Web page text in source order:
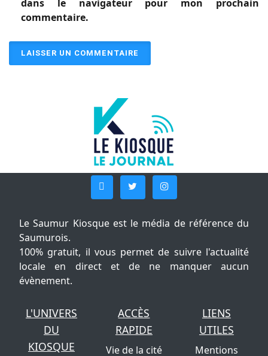
dans le navigateur pour mon prochain
commentaire.
Le Saumur Kiosque est le média de référence du
Saumurois.
100% gratuit, il vous permet de suivre l'actualité
locale en direct et de ne manquer aucun
évènement.
L'UNIVERS
DU
KIOSQUE
ACCÈS
RAPIDE
Vie de la cité
LIENS
UTILES
Mentions